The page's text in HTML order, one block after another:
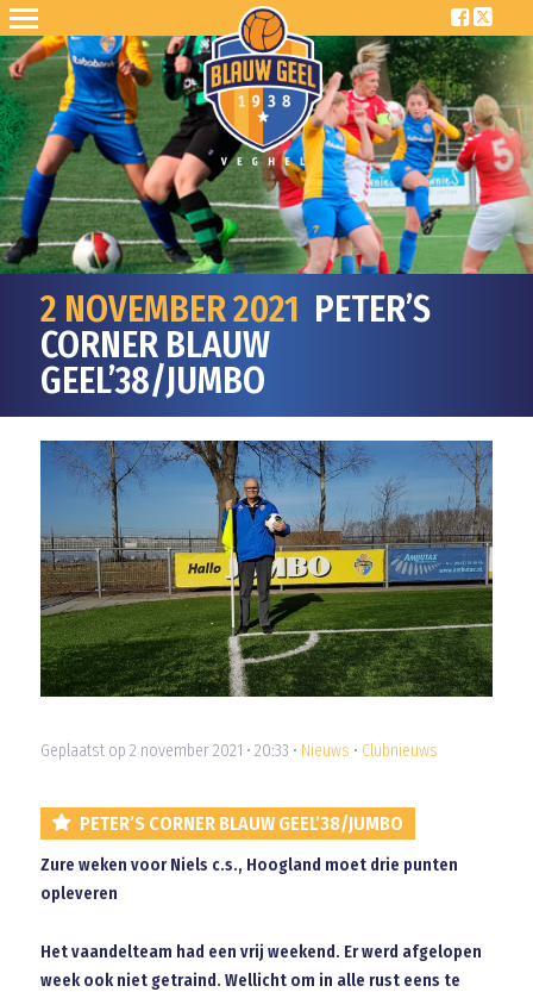
2 NOVEMBER 2021 PETER’S
CORNER BLAUW
GEEL’38/JUMBO
Geplaatst op 2 november 2021 • 20:33 • Nieuws • Clubnieuws
PETER’S CORNER BLAUW GEEL’38/JUMBO
Zure weken voor Niels c.s., Hoogland moet drie punten
opleveren
Het vaandelteam had een vrij weekend. Er werd afgelopen
week ook niet getraind. Wellicht om in alle rust eens te